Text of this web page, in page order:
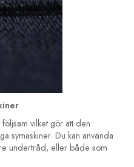
vilket gör att den
symaskiner. Du kan använda
undertråd, eller både som